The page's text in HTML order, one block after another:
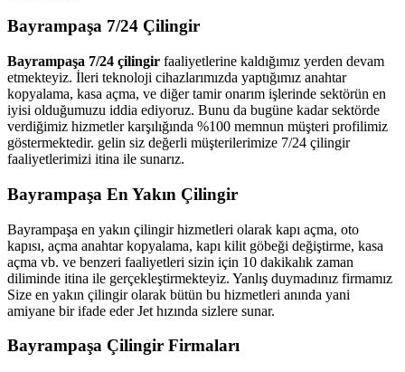
Bayrampaşa 7/24 Çilingir
Bayrampaşa 7/24 çilingir faaliyetlerine kaldığımız yerden devam
etmekteyiz. İleri teknoloji cihazlarımızda yaptığımız anahtar
kopyalama, kasa açma, ve diğer tamir onarım işlerinde sektörün en
iyisi olduğumuzu iddia ediyoruz. Bunu da bugüne kadar sektörde
verdiğimiz hizmetler karşılığında %100 memnun müşteri profilimiz
göstermektedir. gelin siz değerli müşterilerimize 7/24 çilingir
faaliyetlerimizi itina ile sunarız.
Bayrampaşa En Yakın Çilingir
Bayrampaşa en yakın çilingir hizmetleri olarak kapı açma, oto
kapısı, açma anahtar kopyalama, kapı kilit göbeği değiştirme, kasa
açma vb. ve benzeri faaliyetleri sizin için 10 dakikalık zaman
diliminde itina ile gerçekleştirmekteyiz. Yanlış duymadınız firmamız
Size en yakın çilingir olarak bütün bu hizmetleri anında yani
amiyane bir ifade eder Jet hızında sizlere sunar.
Bayrampaşa Çilingir Firmaları